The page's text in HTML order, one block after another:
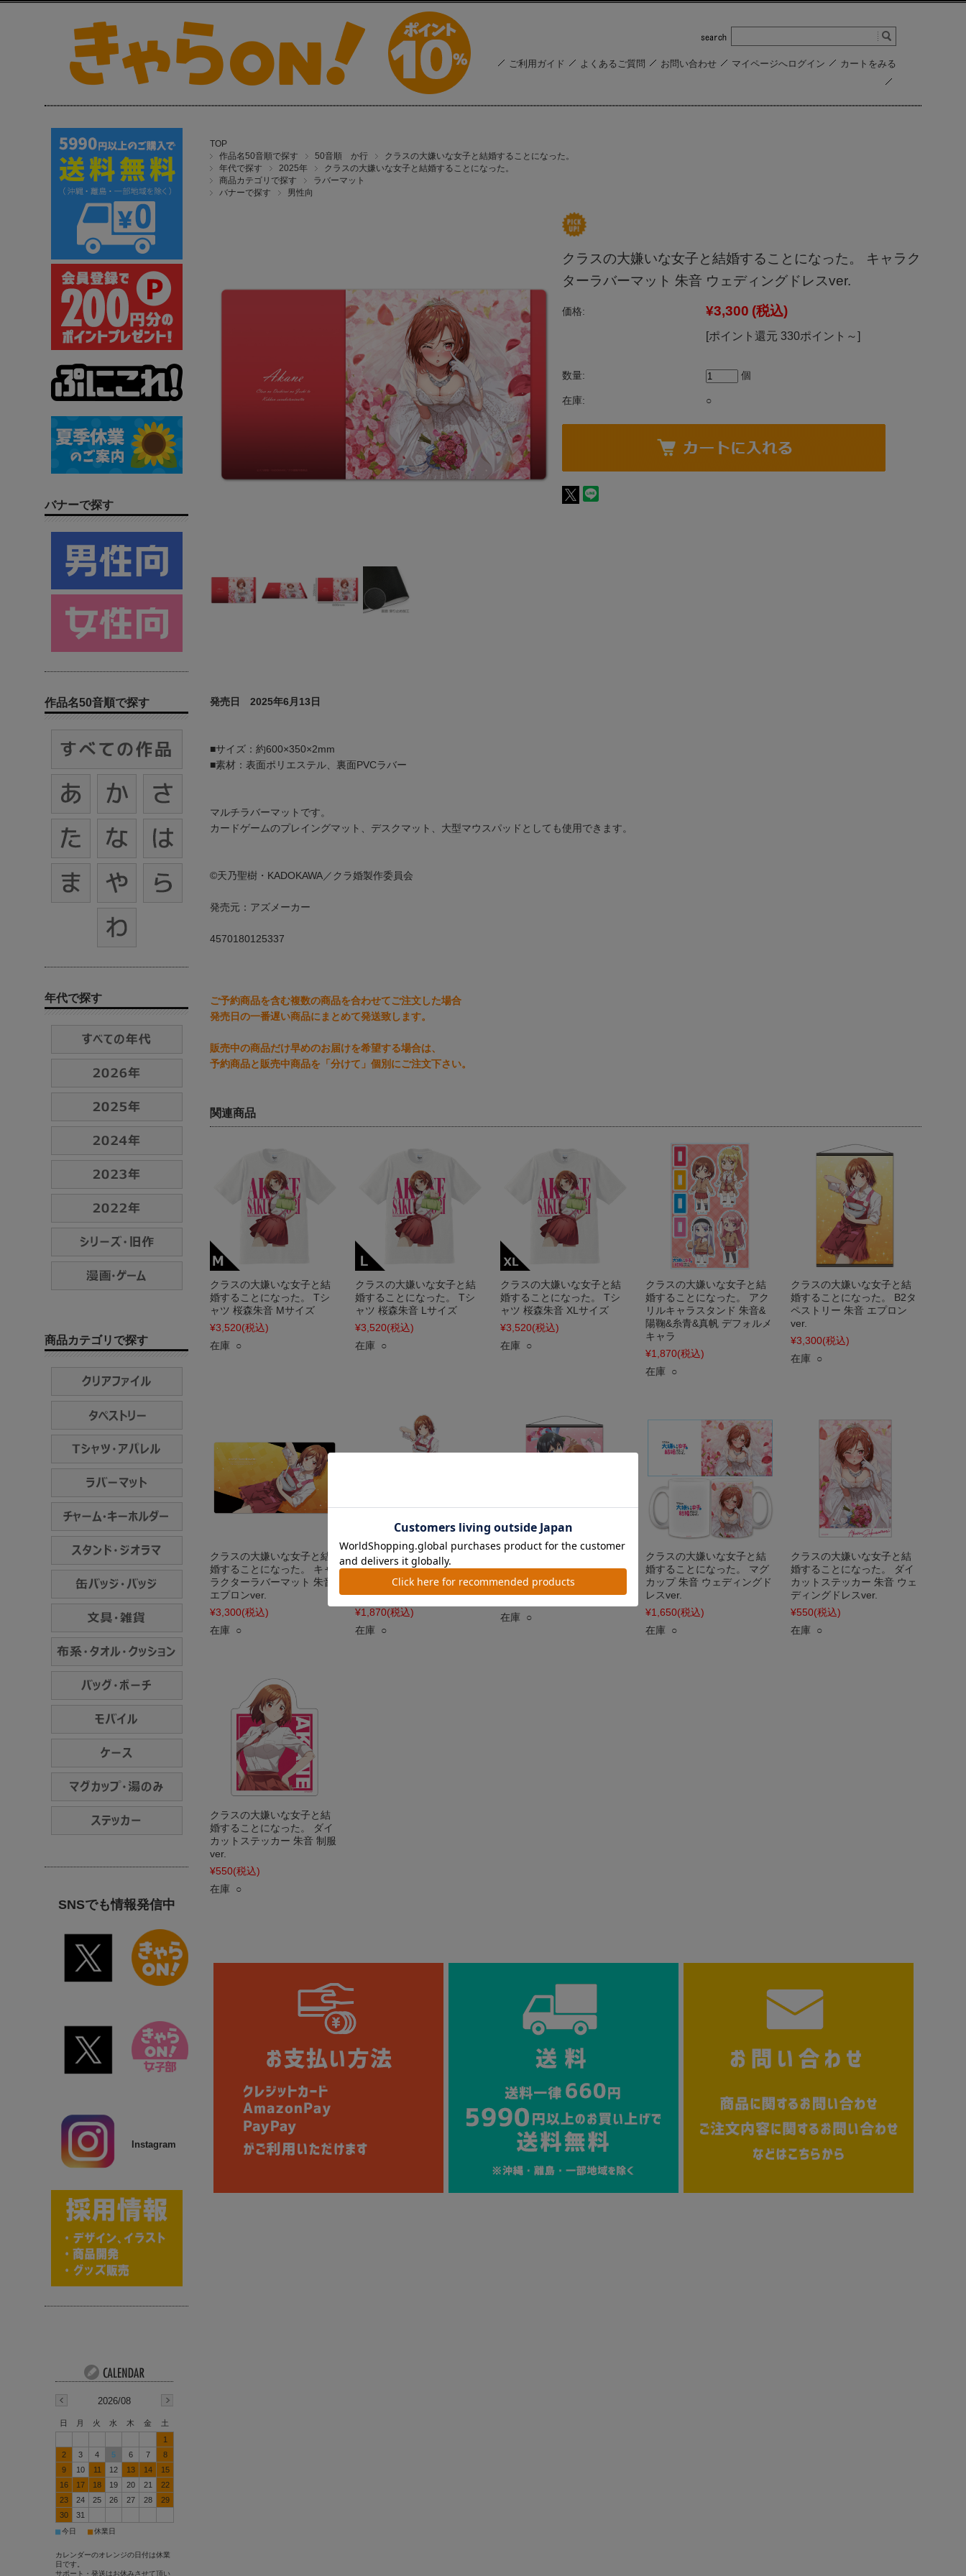
ご利用ガイド よくあるご質問 お問い合わせ マイページへログイン カートをみる
TOP
作品名50音順で探す
50音順 か行
クラスの大嫌いな女子と結婚することになった。
年代で探す
2025年
クラスの大嫌いな女子と結婚することになった。
商品カテゴリで探す
ラバーマット
バナーで探す
男性向
クラスの大嫌いな女子と結婚することになった。 キャラク
ターラバーマット 朱音 ウェディングドレスver.
価格: ¥3,300 (税込)
[ポイント還元 330ポイント～]
数量: 個
在庫: ○
発売日 2025年6月13日
■サイズ：約600×350×2mm
■素材：表面ポリエステル、裏面PVCラバー
マルチラバーマットです。
カードゲームのプレイングマット、デスクマット、大型マウスパッドとしても使用できます。
©天乃聖樹・KADOKAWA／クラ婚製作委員会
発売元：アズメーカー
4570180125337
ご予約商品を含む複数の商品を合わせてご注文した場合
発売日の一番遅い商品にまとめて発送致します。
販売中の商品だけ早めのお届けを希望する場合は、
予約商品と販売中商品を「分けて」個別にご注文下さい。
関連商品
クラスの大嫌いな女子と結
婚することになった。 Tシ
ャツ 桜森朱音 Mサイズ
¥3,520(税込)
在庫 ○
クラスの大嫌いな女子と結
婚することになった。 Tシ
ャツ 桜森朱音 Lサイズ
¥3,520(税込)
在庫 ○
クラスの大嫌いな女子と結
婚することになった。 Tシ
ャツ 桜森朱音 XLサイズ
¥3,520(税込)
在庫 ○
クラスの大嫌いな女子と結
婚することになった。 アク
リルキャラスタンド 朱音&
陽鞠&糸青&真帆 デフォルメ
キャラ
¥1,870(税込)
在庫 ○
クラスの大嫌いな女子と結
婚することになった。 B2タ
ペストリー 朱音 エプロン
ver.
¥3,300(税込)
在庫 ○
クラスの大嫌いな女子と結
婚することになった。 キャ
ラクターラバーマット 朱音
エプロンver.
¥3,300(税込)
在庫 ○
クラスの大嫌いな女子と結
婚することになった。 アク
リルキャラスタンド 桜森朱
音
¥1,870(税込)
在庫 ○
クラスの大嫌いな女子と結
婚することになった。 B2タ
ペストリー 朱音&才人
在庫 ○
クラスの大嫌いな女子と結
婚することになった。 マグ
カップ 朱音 ウェディングド
レスver.
¥1,650(税込)
在庫 ○
クラスの大嫌いな女子と結
婚することになった。 ダイ
カットステッカー 朱音 ウェ
ディングドレスver.
¥550(税込)
在庫 ○
クラスの大嫌いな女子と結
婚することになった。 ダイ
カットステッカー 朱音 制服
ver.
¥550(税込)
在庫 ○
バナーで探す
作品名50音順で探す
年代で探す
商品カテゴリで探す
SNSでも情報発信中
Instagram
2026/08
日 月 火 水 木 金
土
1
2
3 4 5 6 7
8
9
10 11 12 13 14
15
16
17 18 19 20 21
22
23
24 25 26 27 28
29
30
31
■今日 ■休業日
カレンダーのオレンジの日付は休業
日です。
サポート・発送はお休みさせて頂い